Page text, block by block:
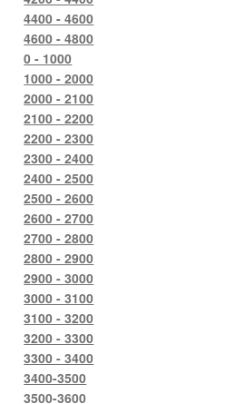
4400 - 4600
4600 - 4800
0 - 1000
1000 - 2000
2000 - 2100
2100 - 2200
2200 - 2300
2300 - 2400
2400 - 2500
2500 - 2600
2600 - 2700
2700 - 2800
2800 - 2900
2900 - 3000
3000 - 3100
3100 - 3200
3200 - 3300
3300 - 3400
3400-3500
3500-3600